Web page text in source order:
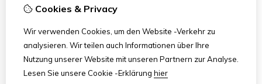
Allgemeine Geschäftsbedingungen
Disclaimer
Haftungsausschluss per E-Mail
Copyright
Stichting Art Zuiderzee Route
Cookies & Privacy
Wir verwenden Cookies, um den Website -Verkehr zu
analysieren. Wir teilen auch Informationen über Ihre
Nutzung unserer Website mit unseren Partnern zur Analyse.
Lesen Sie unsere Cookie -Erklärung hier